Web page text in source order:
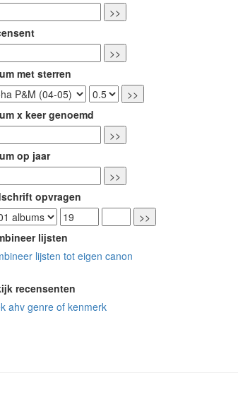
met sterren
x keer genoemd
op jaar
opvragen
lijsten
lijsten tot eigen canon
recensenten
ahv genre of kenmerk